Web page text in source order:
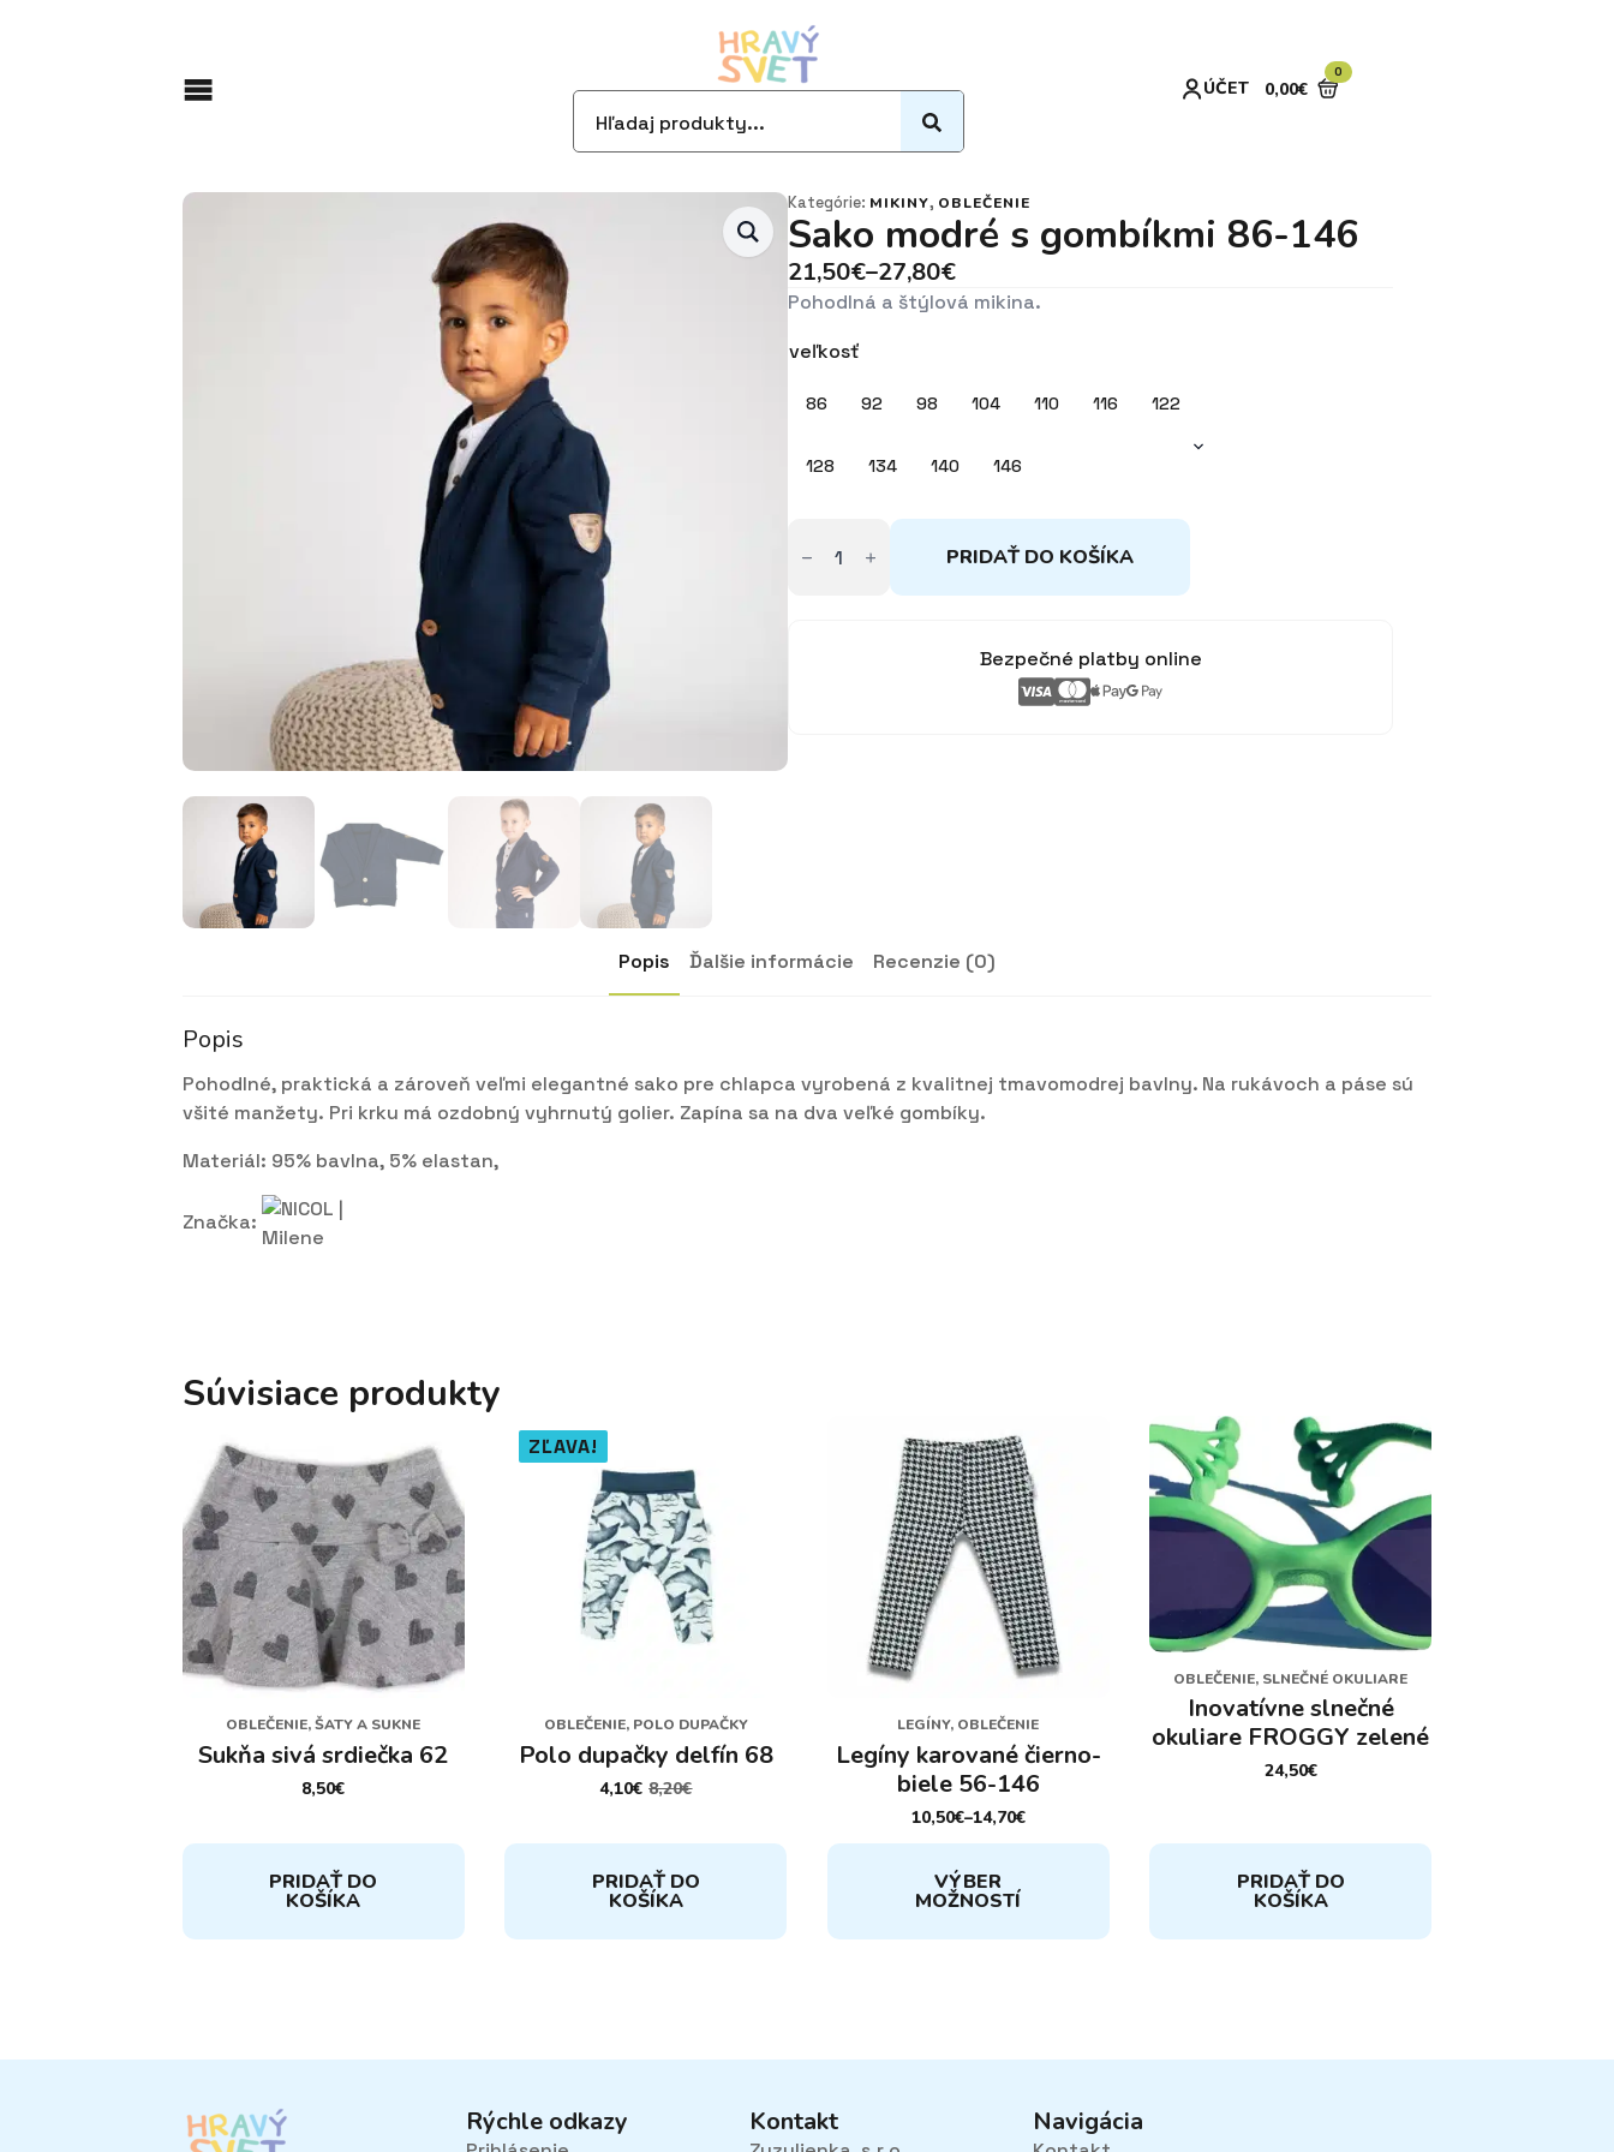
ÚČET 0,00€
0
Kategórie: MIKINY, OBLEČENIE
Sako modré s gombíkmi 86-146
21,50€–27,80€
Price
range:
21,50€
27,80€
Pohodlná a štýlová mikina.
veľkosť
86 92 98 104 110 116 122
128 134 140 146
modré PRIDAŤ DO KOŠÍKA
Bezpečné platby online
Popis Ďalšie informácie Recenzie (0)
Popis
Pohodlné, praktická a zároveň veľmi elegantné sako pre chlapca vyrobená z kvalitnej tmavomodrej bavlny. Na rukávoch a páse sú
všité manžety. Pri krku má ozdobný vyhrnutý golier. Zapína sa na dva veľké gombíky.
Materiál: 95% bavlna, 5% elastan,
Značka:
Súvisiace produkty
OBLEČENIE, ŠATY A SUKNE
Sukňa sivá srdiečka 62
8,50€
PRIDAŤ DO
KOŠÍKA
ZĽAVA!
OBLEČENIE, POLO DUPAČKY
Polo dupačky delfín 68
8,20€
PÔVODNÁ
4,10€ AKTUÁLNA
PRIDAŤ DO
KOŠÍKA
LEGÍNY, OBLEČENIE
Legíny karované čierno-
biele 56-146
10,50€–14,70€
PRICE
RANGE:
THROUGH
14,70€
VÝBER
MOŽNOSTÍ
Tento
viacero
môžete
na
stránke
OBLEČENIE, SLNEČNÉ OKULIARE
Inovatívne slnečné
okuliare FROGGY zelené
24,50€
PRIDAŤ DO
KOŠÍKA
Rýchle odkazy Kontakt Navigácia